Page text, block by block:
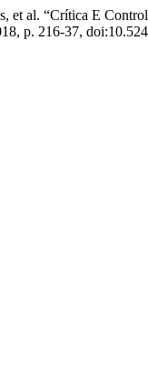
et al. “Crítica E
p. 216-37,